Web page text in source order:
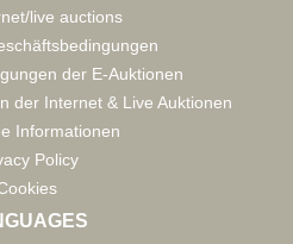
live auctions
der E-Auktionen
der Internet & Live Auktionen
Informationen
Policy